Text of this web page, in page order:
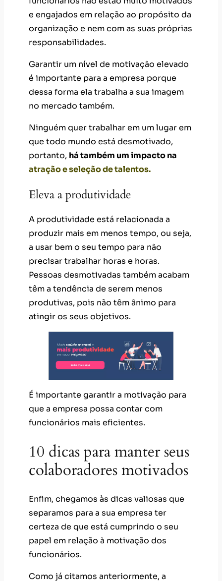
e engajados em relação ao propósito da
organização e nem com as suas próprias
responsabilidades.
Garantir um nível de motivação elevado
é importante para a empresa porque
dessa forma ela trabalha a sua imagem
no mercado também.
Ninguém quer trabalhar em um lugar em
que todo mundo está desmotivado,
portanto, há também um impacto na
atração e seleção de talentos.
Eleva a produtividade
A produtividade está relacionada a
produzir mais em menos tempo, ou seja,
a usar bem o seu tempo para não
precisar trabalhar horas e horas.
Pessoas desmotivadas também acabam
têm a tendência de serem menos
produtivas, pois não têm ânimo para
atingir os seus objetivos.
É importante garantir a motivação para
que a empresa possa contar com
funcionários mais eficientes.
10 dicas para manter seus
colaboradores motivados
Enfim, chegamos às dicas valiosas que
separamos para a sua empresa ter
certeza de que está cumprindo o seu
papel em relação à motivação dos
funcionários.
Como já citamos anteriormente, a